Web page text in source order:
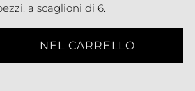
a scaglioni di 6.
NEL CARRELLO